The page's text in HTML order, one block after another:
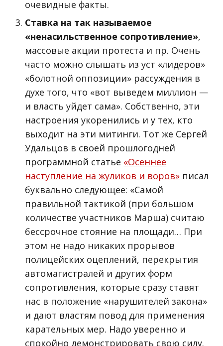
очевидные факты.
Ставка на так называемое
«ненасильственное сопротивление»,
массовые акции протеста и пр. Очень
часто можно слышать из уст «лидеров»
«болотной оппозиции» рассуждения в
духе того, что «вот выведем миллион —
и власть уйдет сама». Собственно, эти
настроения укоренились и у тех, кто
выходит на эти митинги. Тот же Сергей
Удальцов в своей прошлогодней
программной статье «Осеннее
наступление на жуликов и воров» писал
буквально следующее: «Самой
правильной тактикой (при большом
количестве участников Марша) считаю
бессрочное стояние на площади… При
этом не надо никаких прорывов
полицейских оцеплений, перекрытия
автомагистралей и других форм
сопротивления, которые сразу ставят
нас в положение «нарушителей закона»
и дают властям повод для применения
карательных мер. Надо уверенно и
спокойно демонстрировать свою силу.